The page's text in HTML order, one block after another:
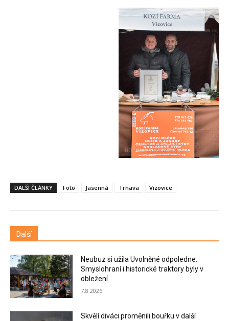
DALŠÍ ČLÁNKY Foto Jasenná Trnava Vizovice
Další
Neubuz si užila Uvolněné odpoledne.
Smyslohraní i historické traktory byly v
obležení
7.8.2026
Skvělí diváci proměnili bouřku v další